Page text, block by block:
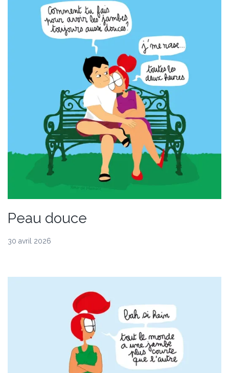
Peau douce
30 avril 2026